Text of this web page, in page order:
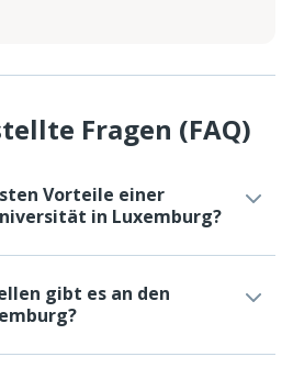
Fragen (FAQ)
Vorteile einer
in Luxemburg?
gibt es an den